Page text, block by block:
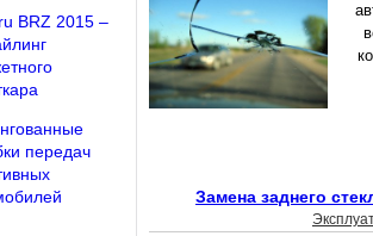
Замена заднего
пароль?
BRZ 2015 –
передач